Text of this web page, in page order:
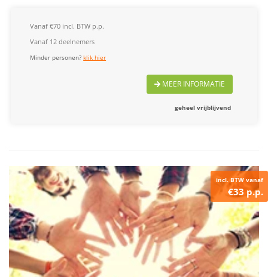
Vanaf €70 incl. BTW p.p.
Vanaf 12 deelnemers
Minder personen?klik hier
MEER INFORMATIE
geheel vrijblijvend
incl. BTW vanaf
€33 p.p.